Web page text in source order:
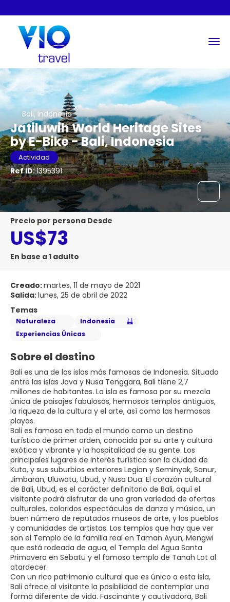
Bali, Indonesia
Jatiluwih World Heritage Sites
by E-Bike - Bali, Indonesia
Actividad
Ref ID:1395391
precio por persona Desde
US$73
En base a 1 adulto
Creado:martes, 11 de mayo de 2021
Salida:lunes, 25 de abril de 2022
Temas
Naturaleza
Indonesia
Experiencias Únicas
Sobre el destino
Bali es una de las islas más famosas de Indonesia. Situado
entre las islas Java y Nusa Tenggara, Bali tiene 2,7
millones de habitantes. La isla es famosa por su mezcla
única de paisajes fabulosos, hermosos templos antiguos,
la riqueza de la cultura y el arte, así como las hermosas
playas.
Bali es famosa en todo el mundo como un destino
turístico de primer orden, conocida por su arte y cultura
exótica y vibrante y la hospitalidad de su gente. Los
principales lugares de interés turístico son la ciudad de
Kuta, y sus suburbios exteriores Legian y Seminyak, Sanur,
Jimbaran, Uluwatu, Ubud, y Nusa Dua. El corazón cultural
de Bali, Ubud, es el carácter definitorio de Bali, aquí el
visitante podrá disfrutar de una gran variedad de ofertas
culturales, coloridos espectáculos de danza y música, un
buen número de reputados museos de arte, y los pueblos
y comunidades de artistas. Los templos que hay que ver
son el Templo de la familia real en Taman Ayun, Mengwi
que está rodeada de agua, el Templo del Agua Santa
Primavera en Sebatu y el famoso templo de Tanah Lot al
atardecer.
Con un rico patrimonio cultural que es único a esta isla,
Bali ofrece al visitante la posibilidad de contemplar una
forma diferente de vida. Fascinante y cautivadora, Bali